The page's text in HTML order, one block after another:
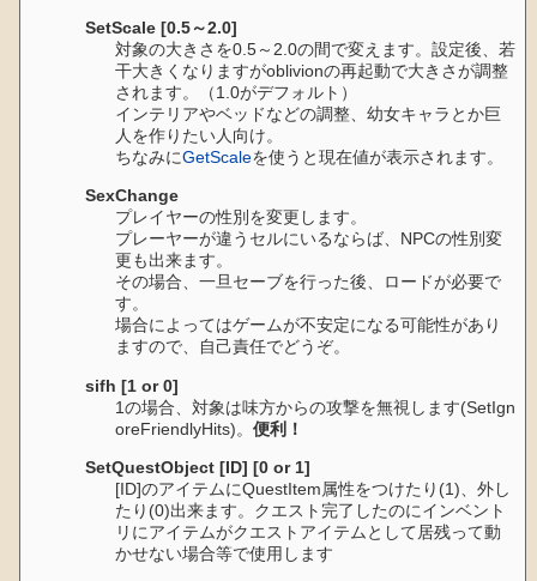
SetScale [0.5～2.0]
対象の大きさを0.5～2.0の間で変えます。設定後、若
干大きくなりますがoblivionの再起動で大きさが調整
されます。（1.0がデフォルト）
インテリアやベッドなどの調整、幼女キャラとか巨
人を作りたい人向け。
ちなみにGetScaleを使うと現在値が表示されます。
SexChange
プレイヤーの性別を変更します。
プレーヤーが違うセルにいるならば、NPCの性別変
更も出来ます。
その場合、一旦セーブを行った後、ロードが必要で
す。
場合によってはゲームが不安定になる可能性があり
ますので、自己責任でどうぞ。
sifh [1 or 0]
1の場合、対象は味方からの攻撃を無視します(SetIgn
oreFriendlyHits)。便利！
SetQuestObject [ID] [0 or 1]
[ID]のアイテムにQuestItem属性をつけたり(1)、外し
たり(0)出来ます。クエスト完了したのにインベント
リにアイテムがクエストアイテムとして居残って動
かせない場合等で使用します